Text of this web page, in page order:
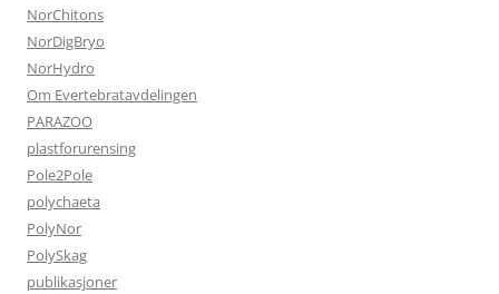
NorChitons
NorDigBryo
NorHydro
Om Evertebratavdelingen
PARAZOO
plastforurensing
Pole2Pole
polychaeta
PolyNor
PolySkag
publikasjoner